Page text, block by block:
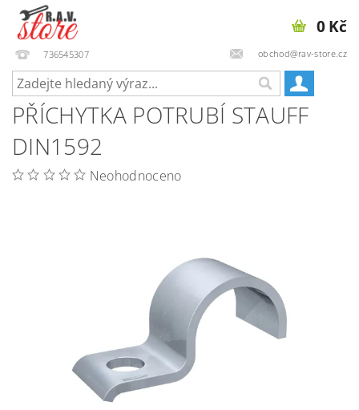
736545307 obchod@rav-store.cz
0 Kč
PŘÍCHYTKA POTRUBÍ STAUFF
DIN1592
Neohodnoceno